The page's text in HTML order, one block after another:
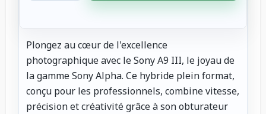
Plongez au cœur de l'excellence
photographique avec le Sony A9 III, le joyau de
la gamme Sony Alpha. Ce hybride plein format,
conçu pour les professionnels, combine vitesse,
précision et créativité grâce à son obturateur